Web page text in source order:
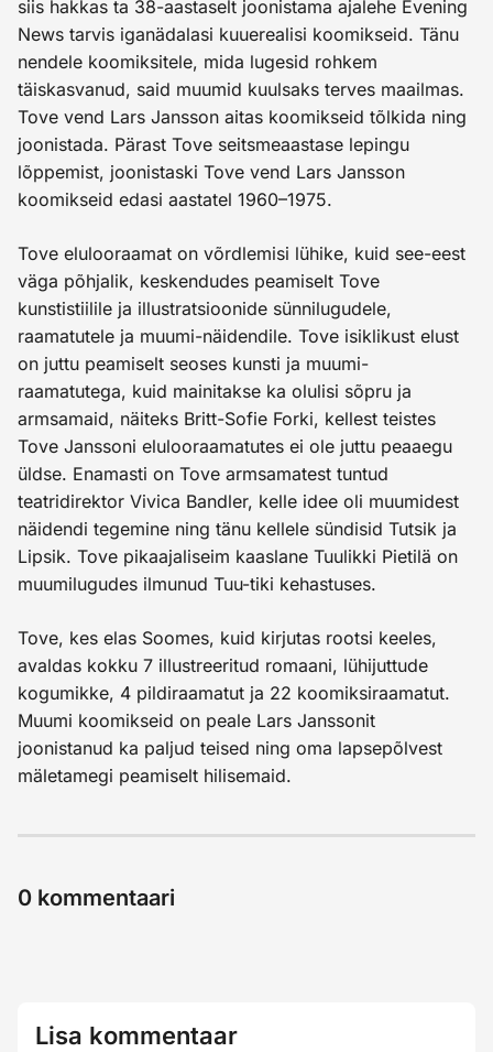
siis hakkas ta 38-aastaselt joonistama ajalehe Evening
News tarvis iganädalasi kuuerealisi koomikseid. Tänu
nendele koomiksitele, mida lugesid rohkem
täiskasvanud, said muumid kuulsaks terves maailmas.
Tove vend Lars Jansson aitas koomikseid tõlkida ning
joonistada. Pärast Tove seitsmeaastase lepingu
lõppemist, joonistaski Tove vend Lars Jansson
koomikseid edasi aastatel 1960–1975.
Tove elulooraamat on võrdlemisi lühike, kuid see-eest
väga põhjalik, keskendudes peamiselt Tove
kunstistiilile ja illustratsioonide sünnilugudele,
raamatutele ja muumi-näidendile. Tove isiklikust elust
on juttu peamiselt seoses kunsti ja muumi-
raamatutega, kuid mainitakse ka olulisi sõpru ja
armsamaid, näiteks Britt-Sofie Forki, kellest teistes
Tove Janssoni elulooraamatutes ei ole juttu peaaegu
üldse. Enamasti on Tove armsamatest tuntud
teatridirektor Vivica Bandler, kelle idee oli muumidest
näidendi tegemine ning tänu kellele sündisid Tutsik ja
Lipsik. Tove pikaajaliseim kaaslane Tuulikki Pietilä on
muumilugudes ilmunud Tuu-tiki kehastuses.
Tove, kes elas Soomes, kuid kirjutas rootsi keeles,
avaldas kokku 7 illustreeritud romaani, lühijuttude
kogumikke, 4 pildiraamatut ja 22 koomiksiraamatut.
Muumi koomikseid on peale Lars Janssonit
joonistanud ka paljud teised ning oma lapsepõlvest
mäletamegi peamiselt hilisemaid.
0 kommentaari
Lisa kommentaar